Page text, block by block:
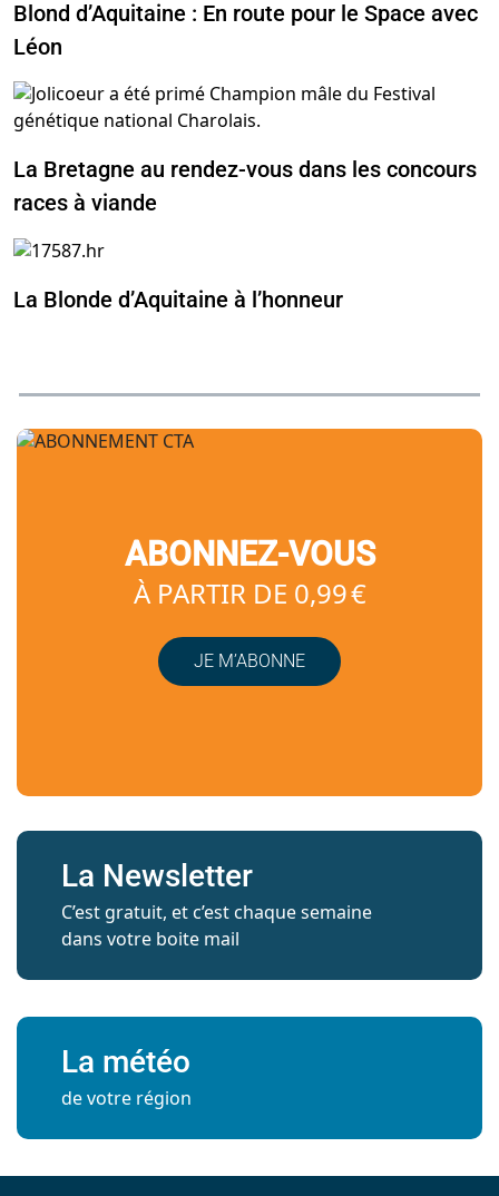
Blond d’Aquitaine : En route pour le Space avec
Léon
La Bretagne au rendez-vous dans les concours
races à viande
La Blonde d’Aquitaine à l’honneur
ABONNEZ-VOUS
À PARTIR DE 0,99 €
JE M’ABONNE
La Newsletter
C’est gratuit, et c’est chaque semaine
dans votre boite mail
La météo
de votre région